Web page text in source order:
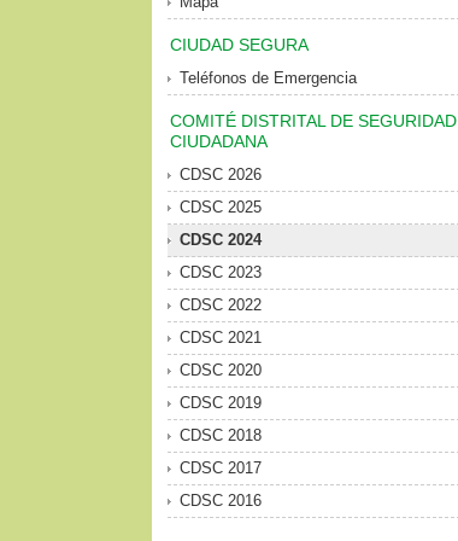
CIUDAD SEGURA
Teléfonos de Emergencia
COMITÉ DISTRITAL DE SEGURIDAD
CIUDADANA
CDSC 2026
CDSC 2025
CDSC 2024
CDSC 2023
CDSC 2022
CDSC 2021
CDSC 2020
CDSC 2019
CDSC 2018
CDSC 2017
CDSC 2016